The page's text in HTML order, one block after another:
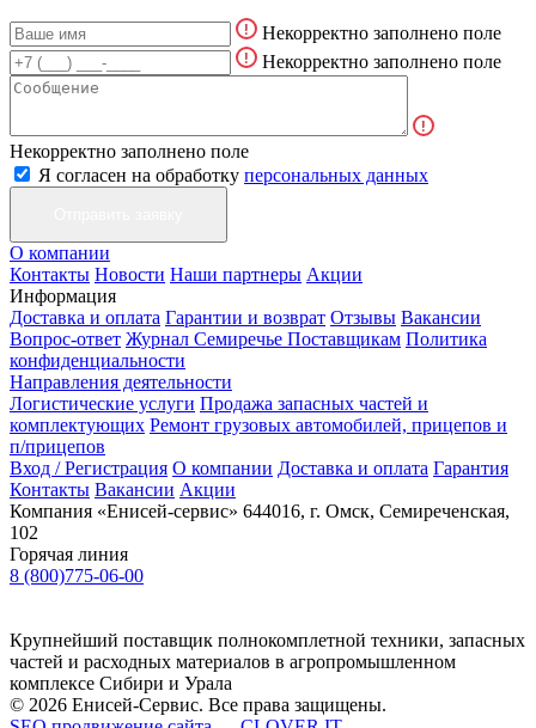
Некорректно заполнено поле
Некорректно заполнено поле
Некорректно заполнено поле
Я согласен на обработку персональных данных
О компании
Контакты Новости Наши партнеры Акции
Информация
Доставка и оплата Гарантии и возврат Отзывы Вакансии
Вопрос-ответ Журнал Семиречье Поставщикам Политика
конфиденциальности
Направления деятельности
Логистические услуги Продажа запасных частей и
комплектующих Ремонт грузовых автомобилей, прицепов и
п/прицепов
Вход / Регистрация О компании Доставка и оплата Гарантия
Контакты Вакансии Акции
Компания «Енисей-сервис» 644016, г. Омск, Семиреченская,
102
Горячая линия
8 (800)775-06-00
Крупнейший поставщик полнокомплетной техники, запасных
частей и расходных материалов в агропромышленном
комплексе Сибири и Урала
© 2026 Енисей-Сервис. Все права защищены.